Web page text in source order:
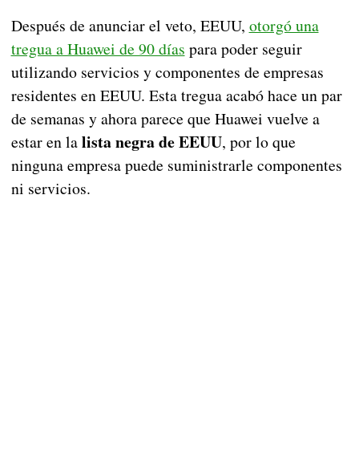
Después de anunciar el veto, EEUU, otorgó una
tregua a Huawei de 90 días para poder seguir
utilizando servicios y componentes de empresas
residentes en EEUU. Esta tregua acabó hace un par
de semanas y ahora parece que Huawei vuelve a
estar en lalista negra de EEUU, por lo que
ninguna empresa puede suministrarle componentes
ni servicios.